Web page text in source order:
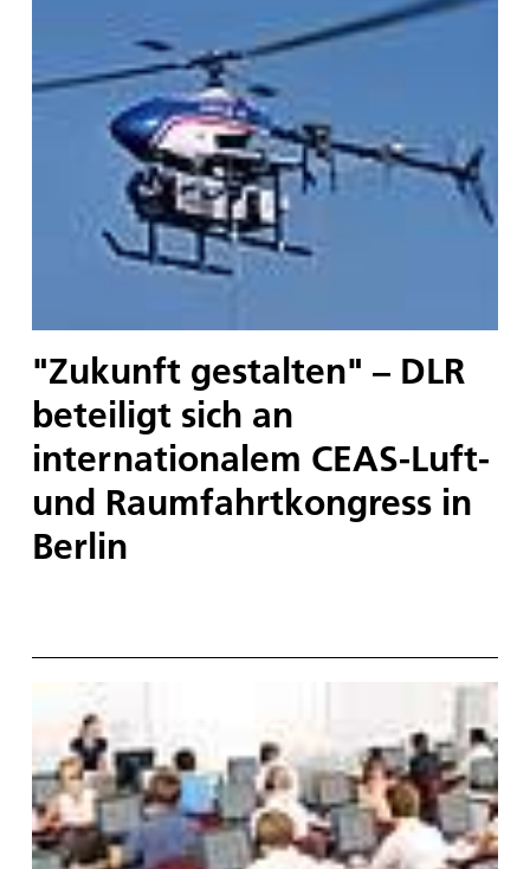
"Zukunft gestalten" – DLR
beteiligt sich an
internationalem CEAS-Luft-
und Raumfahrtkongress in
Berlin